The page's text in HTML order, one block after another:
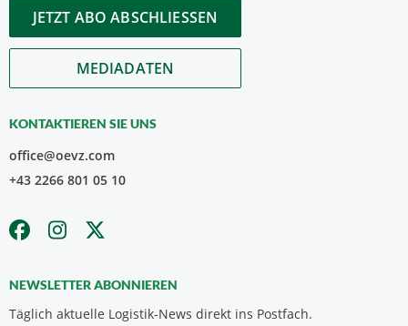
JETZT ABO ABSCHLIESSEN
MEDIADATEN
KONTAKTIEREN SIE UNS
office@oevz.com
+43 2266 801 05 10
NEWSLETTER ABONNIEREN
Täglich aktuelle Logistik-News direkt ins Postfach.